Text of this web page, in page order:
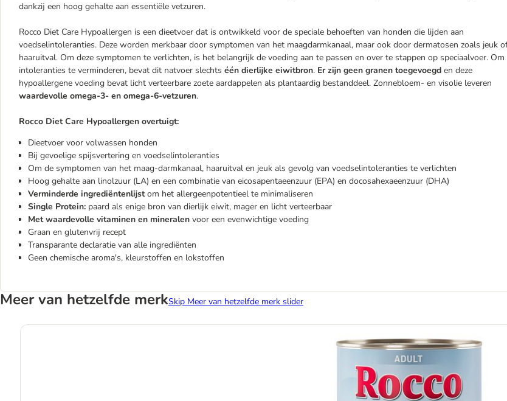
dankzij een hoog gehalte aan essentiële vetzuren.
Rocco Diet Care Hypoallergen is een dieetvoer dat is ontwikkeld voor de speciale behoeften van honden die lijden aan
voedselintoleranties. Deze worden merkbaar door symptomen van het maagdarmkanaal, maar ook door dermatosen zoals jeuk
haaruitval. Om deze symptomen te verlichten, is het belangrijk de voeding aan te passen en over te stappen op speciaalvoer. Om
intoleranties te verminderen, bevat dit natvoer slechts één dierlijke eiwitbron. Er zijn geen granen toegevoegd en deze
hypoallergene voeding bevat licht verteerbare zoete aardappelen als plantaardig bestanddeel. Zonnebloem- en visolie leveren
waardevolle omega-3- en omega-6-vetzuren.
Rocco Diet Care Hypoallergen overtuigt:
Dieetvoer voor volwassen honden
Bij gevoelige spijsvertering en voedselintoleranties
Om de symptomen van het maag-darmkanaal, haaruitval en jeuk als gevolg van voedselintoleranties te verlichten
Hoog gehalte aan linolzuur (LA) en een combinatie van eicosapentaeenzuur (EPA) en docosahexaeenzuur (DHA)
Verminderde ingrediëntenlijstom het allergeenpotentieel te minimaliseren
Single Protein: paard als enige bron van dierlijk eiwit, mager en licht verteerbaar
Met waardevolle vitaminen en mineralen voor een evenwichtige voeding
Graan en glutenvrij recept
Transparante declaratie van alle ingrediënten
Geen chemische aroma's, kleurstoffen en lokstoffen
Meer van hetzelfde merkSkip Meer van hetzelfde merk slider